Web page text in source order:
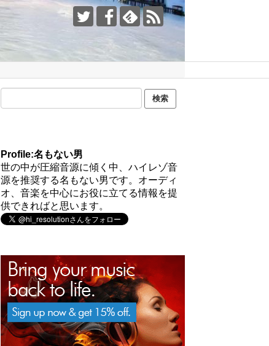
Profile:名もない男
世の中が圧縮音源に傾く中、ハイレゾ音
源を推奨する名もない男です。オーディ
オ、音楽を中心にお役に立てる情報を提
供できればと思います。